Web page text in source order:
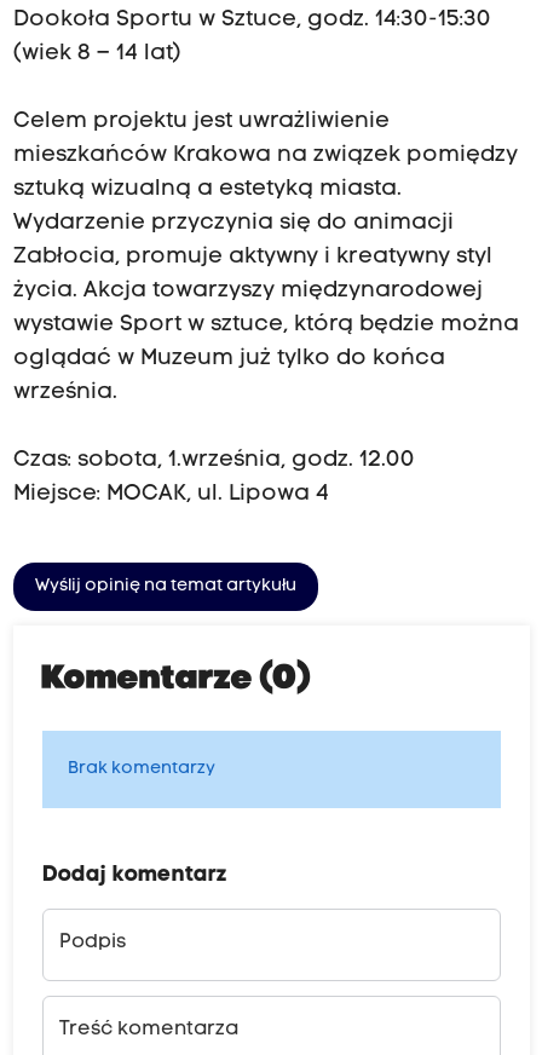
Dookoła Sportu w Sztuce, godz. 14:30-15:30
(wiek 8 – 14 lat)
Celem projektu jest uwrażliwienie
mieszkańców Krakowa na związek pomiędzy
sztuką wizualną a estetyką miasta.
Wydarzenie przyczynia się do animacji
Zabłocia, promuje aktywny i kreatywny styl
życia. Akcja towarzyszy międzynarodowej
wystawie Sport w sztuce, którą będzie można
oglądać w Muzeum już tylko do końca
września.
Czas: sobota, 1.września, godz. 12.00
Miejsce: MOCAK, ul. Lipowa 4
Wyślij opinię na temat artykułu
Komentarze (0)
Brak komentarzy
Dodaj komentarz
Podpis
Treść komentarza